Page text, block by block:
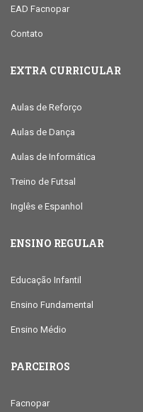
EAD Facnopar
Contato
EXTRA CURRICULAR
Aulas de Reforço
Aulas de Dança
Aulas de Informática
Treino de Futsal
Inglês e Espanhol
ENSINO REGULAR
Educação Infantil
Ensino Fundamental
Ensino Médio
PARCEIROS
Facnopar